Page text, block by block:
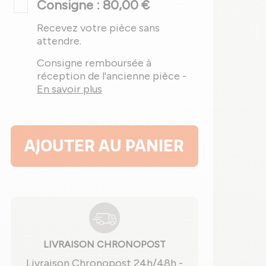
Consigne : 80,00 €
Recevez votre pièce sans
attendre.
Consigne remboursée à
réception de l'ancienne pièce -
En savoir plus
AJOUTER AU PANIER
LIVRAISON CHRONOPOST
Livraison Chronopost 24h/48h -